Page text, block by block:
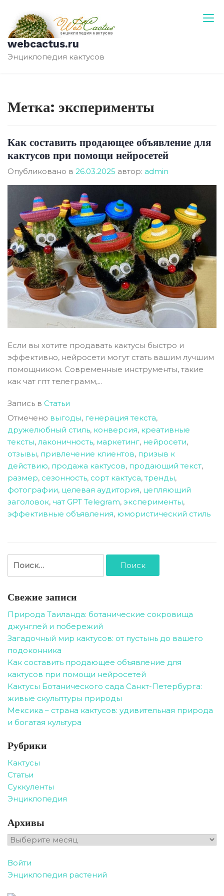
содержимому
webcactus.ru
Энциклопедия кактусов
Метка: эксперименты
Как составить продающее объявление для
кактусов при помощи нейросетей
Опубликовано в 26.03.2025 автор: admin
Если вы хотите продавать кактусы быстро и
эффективно, нейросети могут стать вашим лучшим
помощником. Современные инструменты, такие
как чат гпт телеграмм,...
Запись в Статьи
Отмечено выгоды, генерация текста,
дружелюбный стиль, конверсия, креативные
тексты, лаконичность, маркетинг, нейросети,
отзывы, привлечение клиентов, призыв к
действию, продажа кактусов, продающий текст,
размер, сезонность, сорт кактуса, тренды,
фотографии, целевая аудитория, цепляющий
заголовок, чат GPT Telegram, эксперименты,
эффективные объявления, юмористический стиль
Свежие записи
Природа Таиланда: ботанические сокровища
джунглей и побережий
Загадочный мир кактусов: от пустынь до вашего
подоконника
Как составить продающее объявление для
кактусов при помощи нейросетей
Кактусы Ботанического сада Санкт-Петербурга:
живые скульптуры природы
Мексика – страна кактусов: удивительная природа
и богатая культура
Рубрики
Кактусы
Статьи
Суккуленты
Энциклопедия
Архивы
Архивы
Войти
Энциклопедия растений